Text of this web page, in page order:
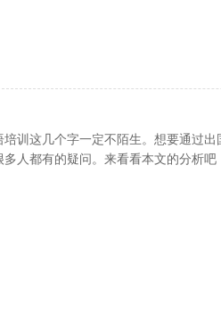
训这几个字一定不陌生。想要通过
人都有的疑问。来看看本文的分析吧